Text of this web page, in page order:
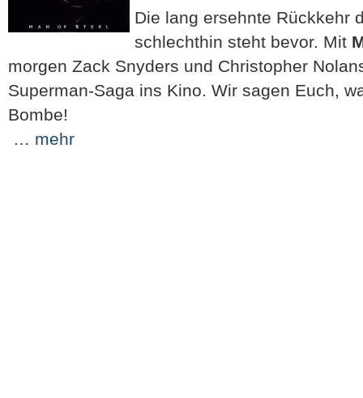
Die lang ersehnte Rückkehr
schlechthin steht bevor. Mit
morgen Zack Snyders und Christopher
Superman-Saga ins Kino. Wir sagen Euch,
Bombe!
… mehr